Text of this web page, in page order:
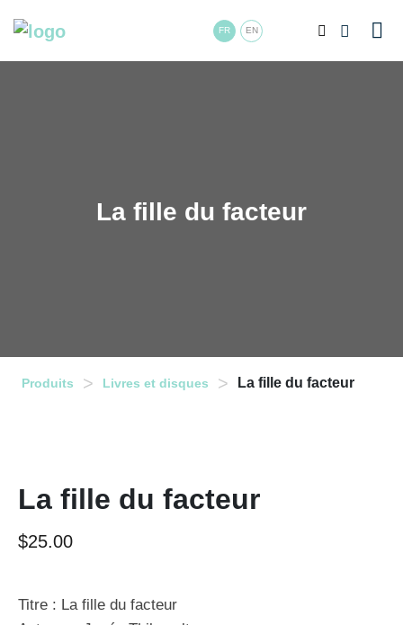
FR EN
La fille du facteur
Produits > Livres et disques > La fille du facteur
La fille du facteur
$25.00
Titre : La fille du facteur